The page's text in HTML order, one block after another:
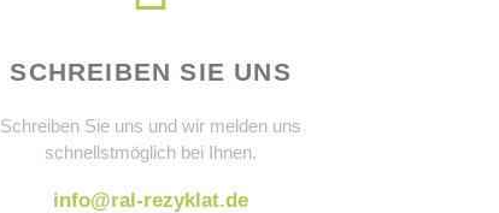
SCHREIBEN SIE UNS
Schreiben Sie uns und wir melden uns
schnellstmöglich bei Ihnen.
info@ral-rezyklat.de